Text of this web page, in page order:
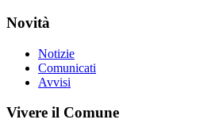
Novità
Notizie
Comunicati
Avvisi
Vivere il Comune